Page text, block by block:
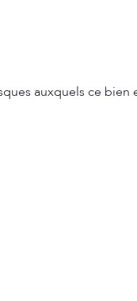
auxquels ce